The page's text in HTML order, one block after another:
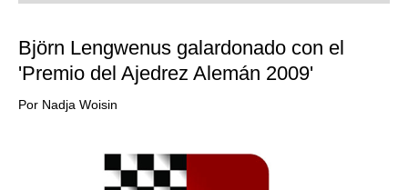
train more efficiently, intelligently and with a
Björn Lengwenus galardonado con el
'Premio del Ajedrez Alemán 2009'
Por Nadja Woisin